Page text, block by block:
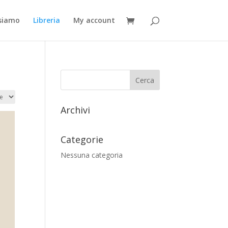
Libreria My account
Archivi
Categorie
Nessuna categoria